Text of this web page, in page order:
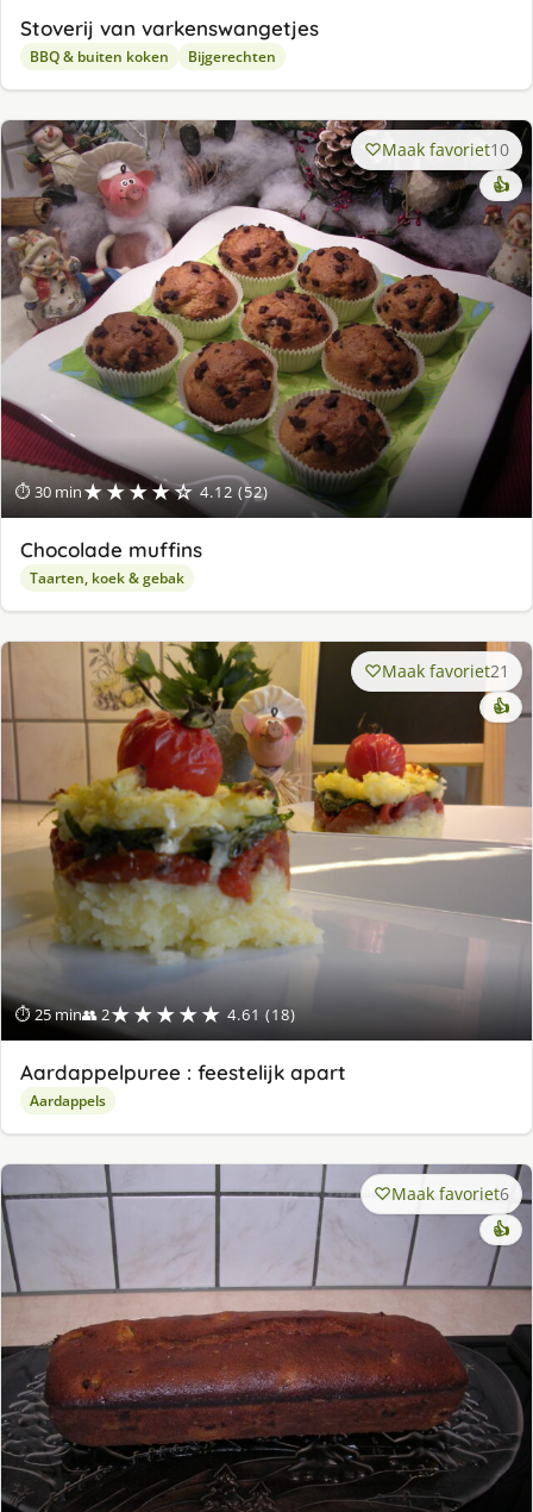
Stoverij van varkenswangetjes
BBQ & buiten koken Bijgerechten
⏱ 30 min★★★★☆ 4.12 (52)
Maak favoriet10
👍
Chocolade muffins
Taarten, koek & gebak
⏱ 25 min👥 2★★★★★ 4.61 (18)
Maak favoriet21
👍
Aardappelpuree : feestelijk apart
Aardappels
Maak favoriet6
👍